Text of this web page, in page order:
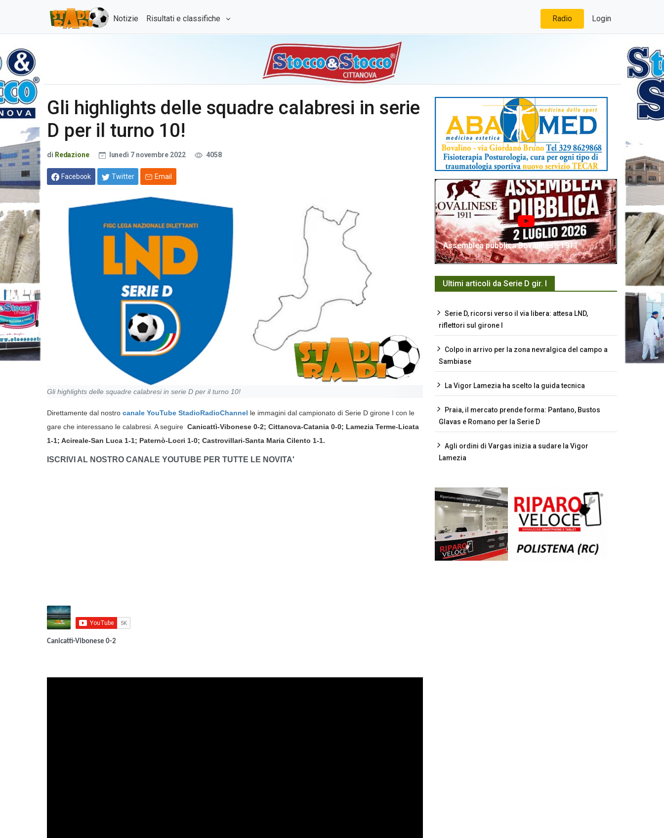
Notizie Risultati e classifiche Radio Login
Gli highlights delle squadre calabresi in serie
D per il turno 10!
di Redazione lunedì 7 novembre 2022 4058
Facebook Twitter Email
Gli highlights delle squadre calabresi in serie D per il turno 10!
Direttamente dal nostro canale YouTube StadioRadioChannel le immagini dal campionato di Serie D girone I con le
gare che interessano le calabresi. A seguire Canicattì-Vibonese 0-2; Cittanova-Catania 0-0; Lamezia Terme-Licata
1-1; Acireale-San Luca 1-1; Paternò-Locri 1-0; Castrovillari-Santa Maria Cilento 1-1.
ISCRIVI AL NOSTRO CANALE YOUTUBE PER TUTTE LE NOVITA'
Canicattì-Vibonese 0-2
Assemblea pubblica Bovalinese 1911
Ultimi articoli da Serie D gir. I
Serie D, ricorsi verso il via libera: attesa LND,
riflettori sul girone I
Colpo in arrivo per la zona nevralgica del campo a
Sambiase
La Vigor Lamezia ha scelto la guida tecnica
Praia, il mercato prende forma: Pantano, Bustos
Glavas e Romano per la Serie D
Agli ordini di Vargas inizia a sudare la Vigor
Lamezia